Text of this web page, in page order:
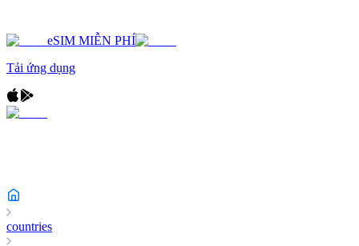
eSIM MIỄN PHÍ
Tải ứng dụng
countries